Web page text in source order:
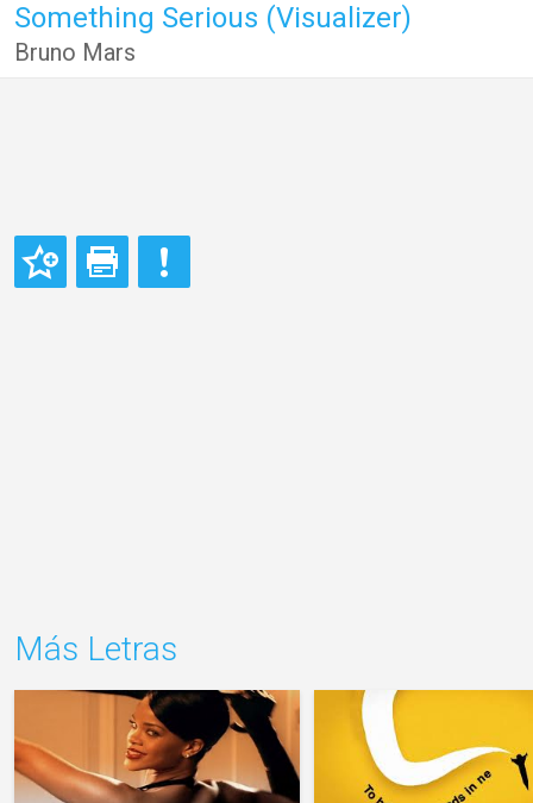
Something Serious (Visualizer)
Bruno Mars
Más Letras